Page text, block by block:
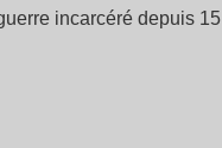
incarcéré depuis 15